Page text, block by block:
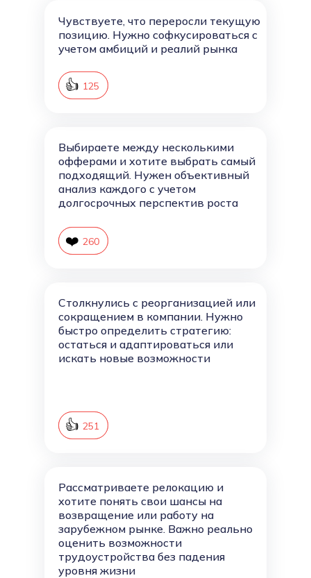
Столкнулись с реорганизацией или
сокращением в компании. Нужно
быстро определить стратегию:
остаться и адаптироваться или
искать новые возможности
Выбираете между несколькими
офферами и хотите выбрать самый
подходящий. Нужен объективный
анализ каждого с учетом
долгосрочных перспектив роста
Рассматриваете релокацию и
хотите понять свои шансы на
возвращение или работу на
зарубежном рынке. Важно реально
оценить возможности
трудоустройства без падения
уровня жизни
Чувствуете, что переросли текущую
позицию. Нужно софкусироваться с
учетом амбиций и реалий рынка
126
👍 125
261
❤️ 260
252
👍 251